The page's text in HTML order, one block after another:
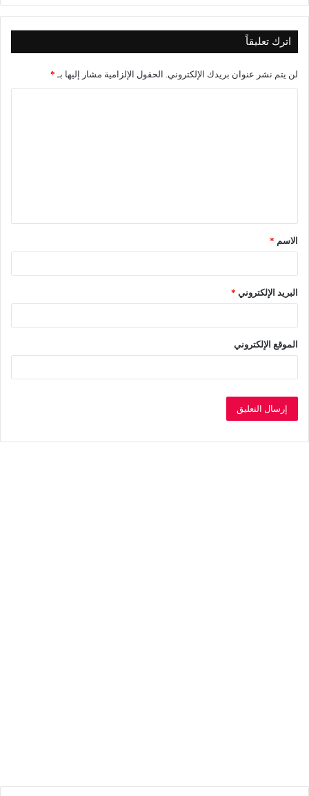
اترك تعليقاً
لن يتم نشر عنوان بريدك الإلكتروني. الحقول الإلزامية مشار إليها بـ *
ق
*الاسم *
البريد الإلكتروني *
الموقع الإلكتروني